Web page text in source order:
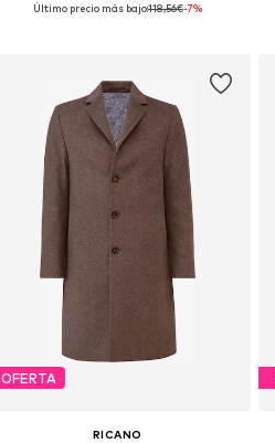
Último precio más bajo:118,56€-7%
OFERTA
RICANO